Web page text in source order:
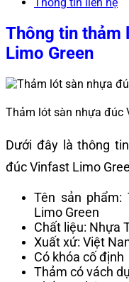
Thông tin thảm
Limo Green
Thảm lót sàn nhựa đúc
Dưới đây là thông
đúc Vinfast Limo
Tên sản
Limo Green
Chất liệu: Nhựa
Xuất xứ: Việt
Có khóa cố định
Thảm có vách